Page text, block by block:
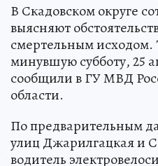
В Скадовском округе
выясняют
смертельным исходом.
минувшую субботу, 25
сообщили в ГУ МВД
области.
По предварительным
улиц Джарилгацкая и
водитель